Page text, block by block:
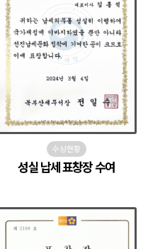
수상현황
성실 납세 표창장 수여